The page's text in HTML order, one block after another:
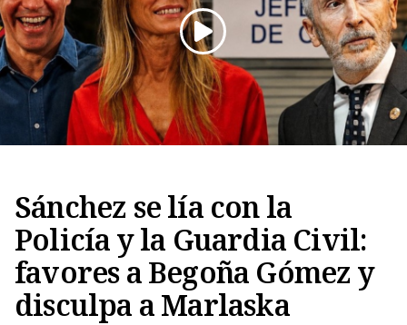
Sánchez se lía con la
Policía y la Guardia Civil:
favores a Begoña Gómez y
disculpa a Marlaska